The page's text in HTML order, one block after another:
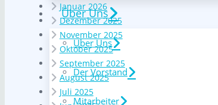
Über Uns
Über Uns
Der Vorstand
Mitarbeiter
Januar 2026
Dezember 2025
November 2025
Oktober 2025
September 2025
August 2025
Juli 2025